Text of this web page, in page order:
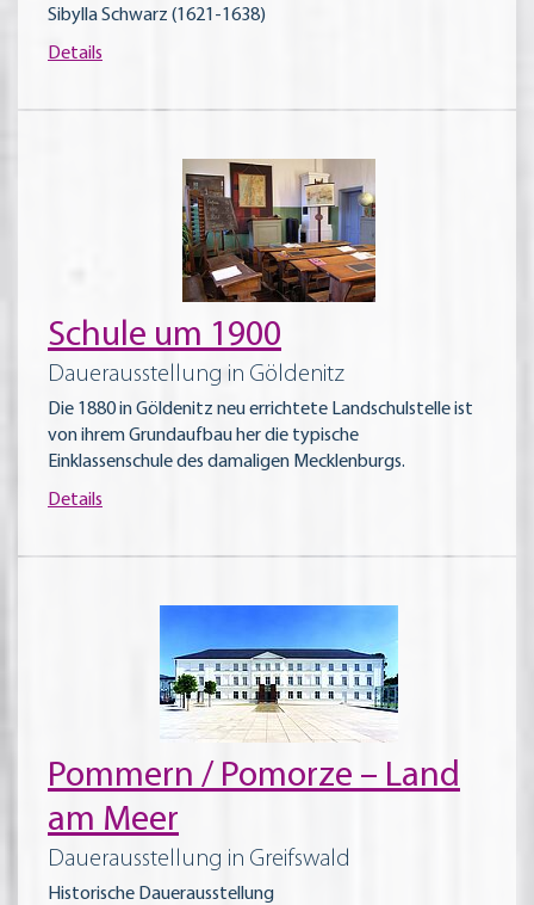
Sibylla Schwarz (1621-1638)
Details
Schule um 1900
Dauerausstellung in Göldenitz
Die 1880 in Göldenitz neu errichtete Landschulstelle ist
von ihrem Grundaufbau her die typische
Einklassenschule des damaligen Mecklenburgs.
Details
Pommern / Pomorze – Land
am Meer
Dauerausstellung in Greifswald
Historische Dauerausstellung